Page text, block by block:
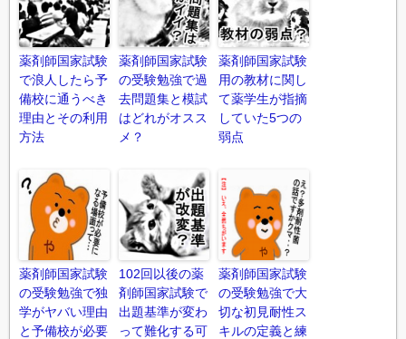
薬剤師国家試験
で浪人したら予
備校に通うべき
理由とその利用
方法
薬剤師国家試験
の受験勉強で過
去問題集と模試
はどれがオスス
メ？
薬剤師国家試験
用の教材に関し
て薬学生が指摘
していた5つの
弱点
薬剤師国家試験
の受験勉強で独
学がヤバい理由
と予備校が必要
102回以後の薬
剤師国家試験で
出題基準が変わ
って難化する可
薬剤師国家試験
の受験勉強で大
切な初見耐性ス
キルの定義と練